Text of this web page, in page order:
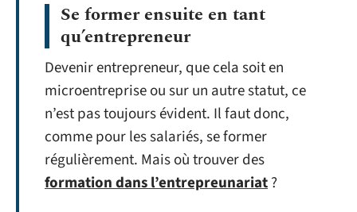
Se former ensuite en tant
qu’entrepreneur
Devenir entrepreneur, que cela soit en
microentreprise ou sur un autre statut, ce
n’est pas toujours évident. Il faut donc,
comme pour les salariés, se former
régulièrement. Mais où trouver des
formation dans l’entrepreunariat?